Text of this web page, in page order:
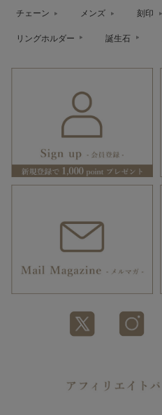
チェーン メンズ 刻印
リングホルダー 誕生石